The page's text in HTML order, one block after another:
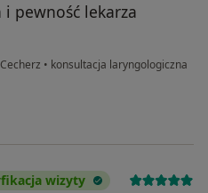
i pewność lekarza
• konsultacja laryngologiczna
wizyty